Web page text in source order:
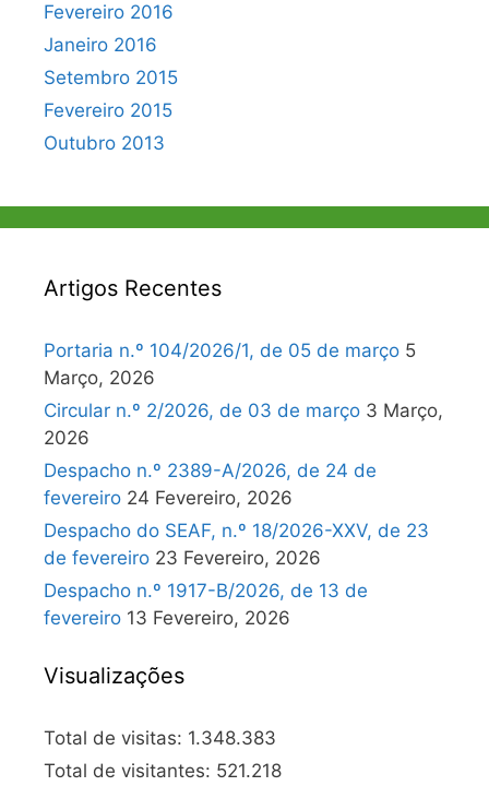
Fevereiro 2016
Janeiro 2016
Setembro 2015
Fevereiro 2015
Outubro 2013
Artigos Recentes
Portaria n.º 104/2026/1, de 05 de março 5
Março, 2026
Circular n.º 2/2026, de 03 de março 3 Março,
2026
Despacho n.º 2389-A/2026, de 24 de
fevereiro 24 Fevereiro, 2026
Despacho do SEAF, n.º 18/2026-XXV, de 23
de fevereiro 23 Fevereiro, 2026
Despacho n.º 1917-B/2026, de 13 de
fevereiro 13 Fevereiro, 2026
Visualizações
Total de visitas: 1.348.383
Total de visitantes: 521.218